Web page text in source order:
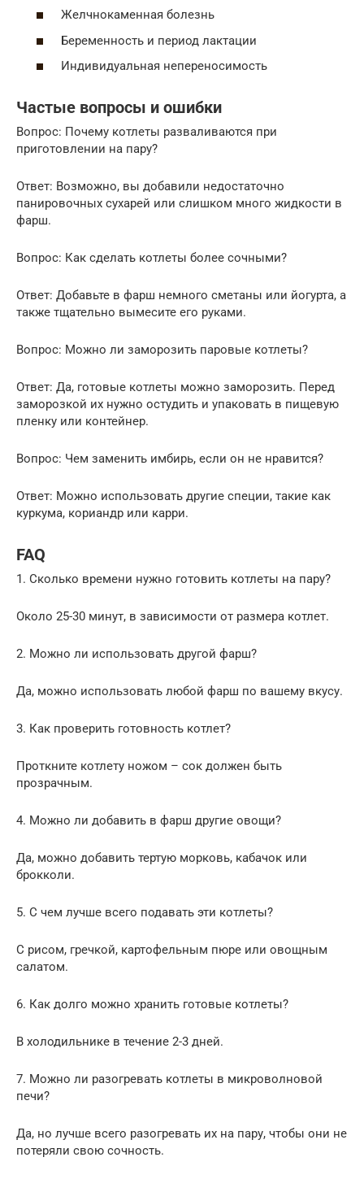
Желчнокаменная болезнь
Беременность и период лактации
Индивидуальная непереносимость
Частые вопросы и ошибки
Вопрос: Почему котлеты разваливаются при
приготовлении на пару?
Ответ: Возможно, вы добавили недостаточно
панировочных сухарей или слишком много жидкости в
фарш.
Вопрос: Как сделать котлеты более сочными?
Ответ: Добавьте в фарш немного сметаны или йогурта, а
также тщательно вымесите его руками.
Вопрос: Можно ли заморозить паровые котлеты?
Ответ: Да, готовые котлеты можно заморозить. Перед
заморозкой их нужно остудить и упаковать в пищевую
пленку или контейнер.
Вопрос: Чем заменить имбирь, если он не нравится?
Ответ: Можно использовать другие специи, такие как
куркума, кориандр или карри.
FAQ
1. Сколько времени нужно готовить котлеты на пару?
Около 25-30 минут, в зависимости от размера котлет.
2. Можно ли использовать другой фарш?
Да, можно использовать любой фарш по вашему вкусу.
3. Как проверить готовность котлет?
Проткните котлету ножом – сок должен быть
прозрачным.
4. Можно ли добавить в фарш другие овощи?
Да, можно добавить тертую морковь, кабачок или
брокколи.
5. С чем лучше всего подавать эти котлеты?
С рисом, гречкой, картофельным пюре или овощным
салатом.
6. Как долго можно хранить готовые котлеты?
В холодильнике в течение 2-3 дней.
7. Можно ли разогревать котлеты в микроволновой
печи?
Да, но лучше всего разогревать их на пару, чтобы они не
потеряли свою сочность.